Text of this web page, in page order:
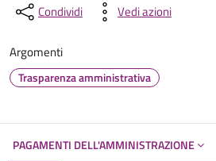
Condividi Vedi azioni
Argomenti
Trasparenza amministrativa
PAGAMENTI DELL'AMMINISTRAZIONE